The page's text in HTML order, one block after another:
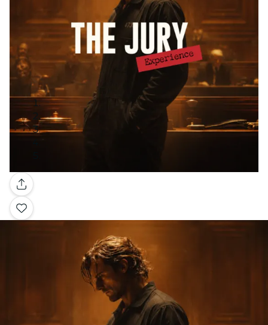
Galerie